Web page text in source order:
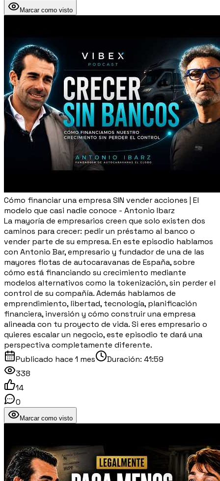
Marcar como visto
Cómo financiar una empresa SIN vender acciones | El
modelo que casi nadie conoce - Antonio Ibarz
La mayoría de empresarios creen que solo existen dos
caminos para crecer: pedir un préstamo al banco o
vender parte de su empresa. En este episodio hablamos
con Antonio Bar, empresario y fundador de una de las
mayores flotas de autocaravanas de España, sobre
cómo está financiando su crecimiento mediante
modelos alternativos como la tokenización, sin perder el
control de su compañía. Además hablamos de
emprendimiento, libertad, tecnología, planificación
financiera, inversión y cómo construir una empresa
alineada con tu proyecto de vida. Si eres empresario o
quieres escalar un negocio, este episodio te dará una
perspectiva completamente diferente.
Publicado hace 1 mes Duración: 41:59
338
14
0
Marcar como visto